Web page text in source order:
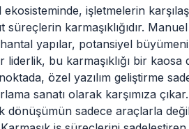
işletmelerin
karmaşıklığıdır.
yapılar, potansiyel
bu karmaşıklığı bir kaosa
özel yazılım geliştirme
sanatı olarak karşımıza çıkar.
dönüşümün sadece araçlarla